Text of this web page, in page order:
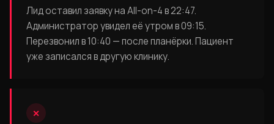
Лид оставил заявку на All-on-4 в 22:47.
Администратор увидел её утром в 09:15.
Перезвонил в 10:40 — после планёрки. Пациент
уже записался в другую клинику.
✕